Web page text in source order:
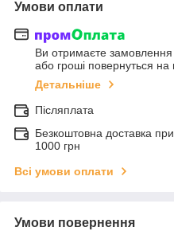
Умови оплати
Ви отримаєте замовлення
або гроші повернуться на
Детальніше
Післяплата
Безкоштовна доставка
1000 грн
Всі умови оплати
Умови повернення